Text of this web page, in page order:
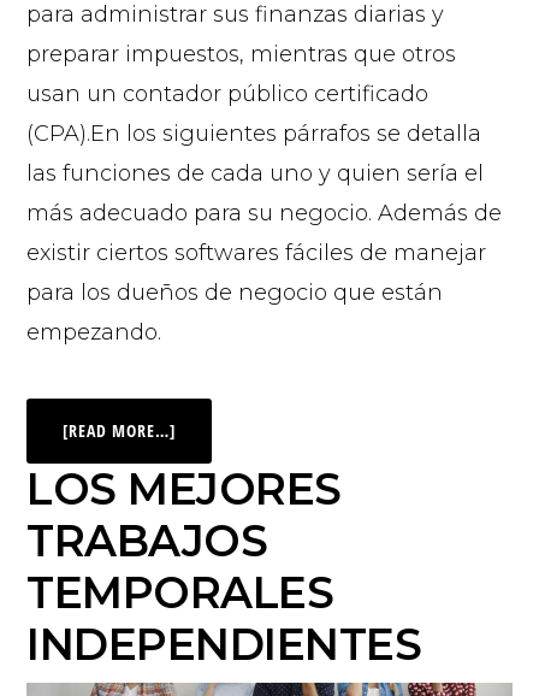
para administrar sus finanzas diarias y
preparar impuestos, mientras que otros
usan un contador público certificado
(CPA).En los siguientes párrafos se detalla
las funciones de cada uno y quien sería el
más adecuado para su negocio. Además de
existir ciertos softwares fáciles de manejar
para los dueños de negocio que están
empezando.
[READ MORE…]
LOS MEJORES
TRABAJOS
TEMPORALES
INDEPENDIENTES